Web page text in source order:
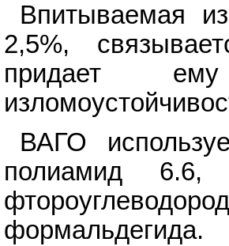
Впитываемая
2,5%,
придает
ВАГО
полиамид 6.6,
формальдегида.